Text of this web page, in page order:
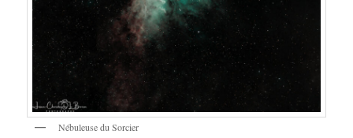
Nébuleuse du Sorcier